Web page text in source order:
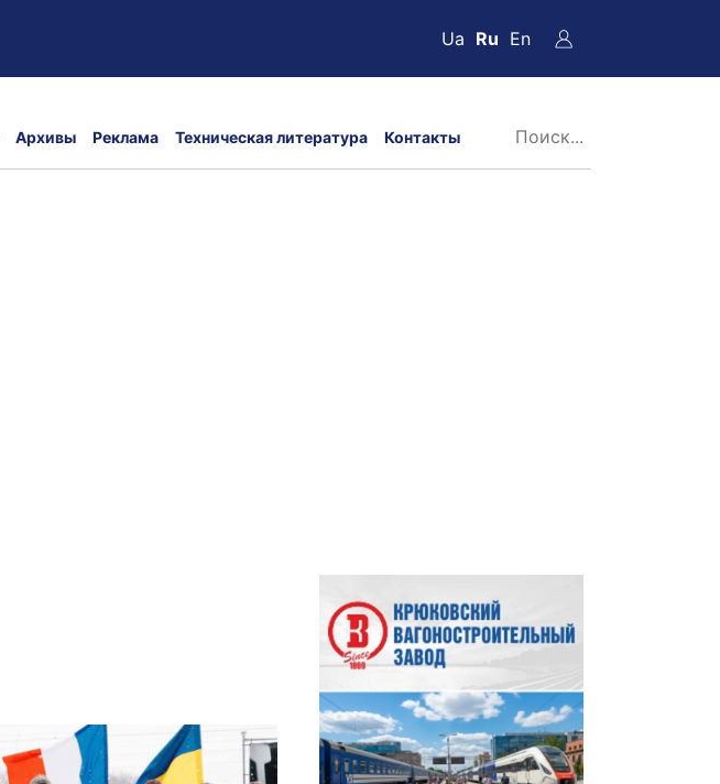
Ua Ru En
Архивы Реклама Техническая литература Контакты